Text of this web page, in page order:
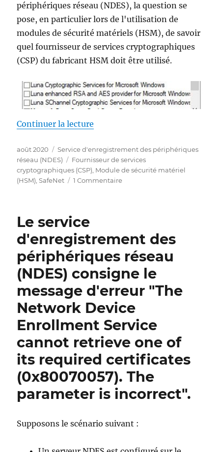
périphériques réseau (NDES), la question se
pose, en particulier lors de l'utilisation de
modules de sécurité matériels (HSM), de savoir
quel fournisseur de services cryptographiques
(CSP) du fabricant HSM doit être utilisé.
Continuer la lecture
Publié
le
août 2020 Catégories
Service d'enregistrement des périphériques
réseau (NDES)
Étiquettes
Fournisseur de services
cryptographiques (CSP), Module de sécurité matériel
(HSM),SafeNet 1 Commentairesur
sollte
für
den
Registrierungsdienst
Netzwerkgeräte
(NDES)
verwendet
werden?
Le service
d'enregistrement des
périphériques réseau
(NDES) consigne le
message d'erreur "The
Network Device
Enrollment Service
cannot retrieve one of
its required certificates
(0x80070057). The
parameter is incorrect".
Supposons le scénario suivant :